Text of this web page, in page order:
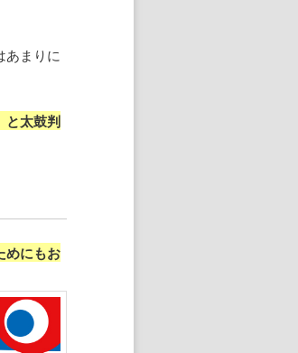
あまりに
と太鼓判
めにもお